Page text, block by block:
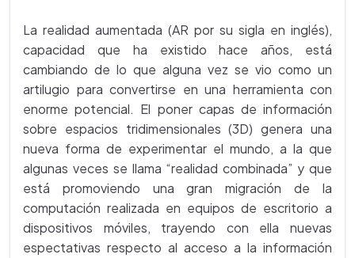
La realidad aumentada (AR por su sigla en inglés),
capacidad que ha existido hace años, está
cambiando de lo que alguna vez se vio como un
artilugio para convertirse en una herramienta con
enorme potencial. El poner capas de información
sobre espacios tridimensionales (3D) genera una
nueva forma de experimentar el mundo, a la que
algunas veces se llama “realidad combinada” y que
está promoviendo una gran migración de la
computación realizada en equipos de escritorio a
dispositivos móviles, trayendo con ella nuevas
espectativas respecto al acceso a la información